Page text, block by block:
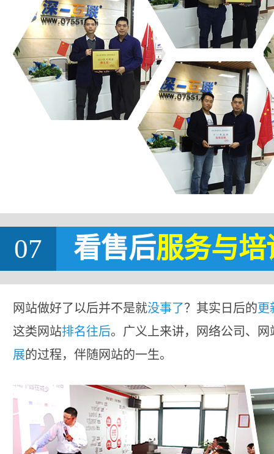
07 看售后服务与培
网站做好了以后并不是就没事了？其实日后的更
这类网站排名往后。广义上来讲，网络公司、
展的过程，伴随网站的一生。